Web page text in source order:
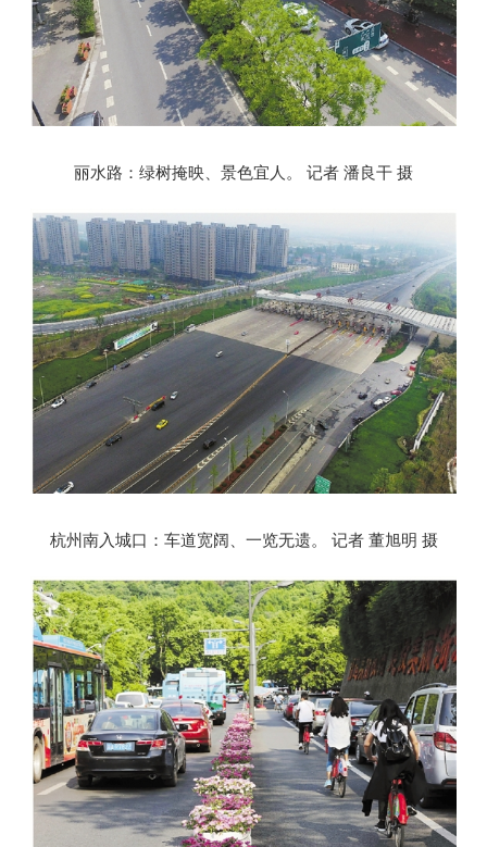
丽水路：绿树掩映、景色宜人。 记者 潘良干 摄
杭州南入城口：车道宽阔、一览无遗。 记者 董旭明 摄